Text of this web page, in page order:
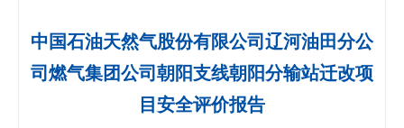
中国石油天然气股份有限公司辽河油田分公
司燃气集团公司朝阳支线朝阳分输站迁改项
目安全评价报告